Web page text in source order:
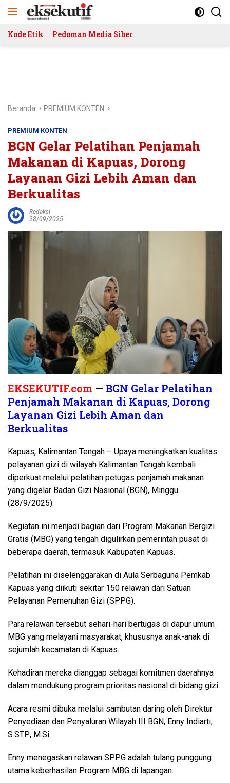
Kode Etik Pedoman Media Siber
Beranda PREMIUM KONTEN
PREMIUM KONTEN
BGN Gelar Pelatihan Penjamah
Makanan di Kapuas, Dorong
Layanan Gizi Lebih Aman dan
Berkualitas
Redaksi
28/09/2025
EKSEKUTIF.com — BGN Gelar Pelatihan
Penjamah Makanan di Kapuas, Dorong
Layanan Gizi Lebih Aman dan
Berkualitas
Kapuas, Kalimantan Tengah – Upaya meningkatkan kualitas
pelayanan gizi di wilayah Kalimantan Tengah kembali
diperkuat melalui pelatihan petugas penjamah makanan
yang digelar Badan Gizi Nasional (BGN), Minggu
(28/9/2025).
Kegiatan ini menjadi bagian dari Program Makanan Bergizi
Gratis (MBG) yang tengah digulirkan pemerintah pusat di
beberapa daerah, termasuk Kabupaten Kapuas.
Pelatihan ini diselenggarakan di Aula Serbaguna Pemkab
Kapuas yang diikuti sekitar 150 relawan dari Satuan
Pelayanan Pemenuhan Gizi (SPPG).
Para relawan tersebut sehari-hari bertugas di dapur umum
MBG yang melayani masyarakat, khususnya anak-anak di
sejumlah kecamatan di Kapuas.
Kehadiran mereka dianggap sebagai komitmen daerahnya
dalam mendukung program prioritas nasional di bidang gizi.
Acara resmi dibuka melalui sambutan daring oleh Direktur
Penyediaan dan Penyaluran Wilayah III BGN, Enny Indiarti,
S.STP., M.Si.
Enny menegaskan relawan SPPG adalah tulang punggung
utama keberhasilan Program MBG di lapangan.